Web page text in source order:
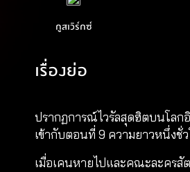
กูสเวิร์กซ์
เรื่องย่อ
ปรากฏการณ์ไวรัลสุดฮิตบนโลก
เข้ากับตอนที่ 9 ความยาวหนึ่งชั่
เมื่อเคนหายไปและคณะละครสั